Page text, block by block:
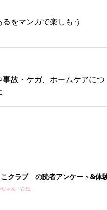
をマンガで楽しもう
故・ケガ、ホームケアにつ
クラブ の読者アンケート&体
ゃん・育児